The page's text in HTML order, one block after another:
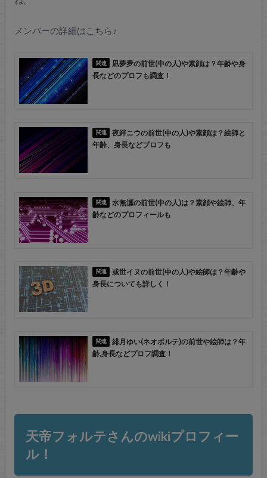
メンバーの詳細はこちら♪
凪夢夛の前世(中の人)や素顔は？年齢や身
長などのプロフも調査！
夜絆ニウの前世(中の人)や素顔は？絵師と
年齢、身長などプロフも
水無瀬の前世(中の人)は？素顔や絵師、年
齢などのプロフィールも
或世イヌの前世(中の人)や絵師は？年齢や
身長についても詳しく！
緋月ゆい(ネオポルテ)の前世や絵師は？年
齢,身長などプロフ調査！
天帝フォルテさんのwikiプロフィー
ル！